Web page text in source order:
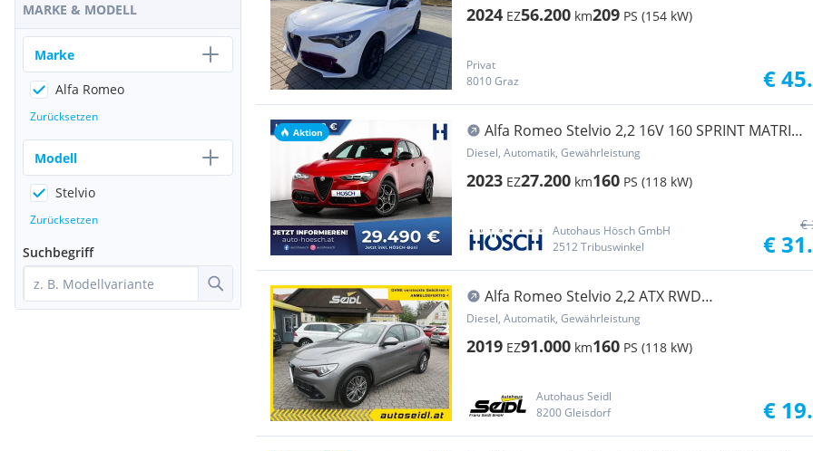
2024 EZ56.200 km209 PS (154 kW)
Privat
8010 Graz
€
Aktion
Alfa Romeo Stelvio 2,2 16V 160 SPRINT MATRIX
ACC KAMERA 19er
Diesel, Automatik, Gewährleistung
2023 EZ27.200 km160 PS (118 kW)
Autohaus Hösch GmbH
2512 Tribuswinkel
€
€
Alfa Romeo Stelvio 2,2 ATX RWD
*NAVI+KAMERA*
Diesel, Automatik, Gewährleistung
2019 EZ91.000 km160 PS (118 kW)
Autohaus Seidl
8200 Gleisdorf
€
MARKE & MODELL
Marke
Alfa Romeo
Zurücksetzen
Modell
Stelvio
Zurücksetzen
Suchbegriff